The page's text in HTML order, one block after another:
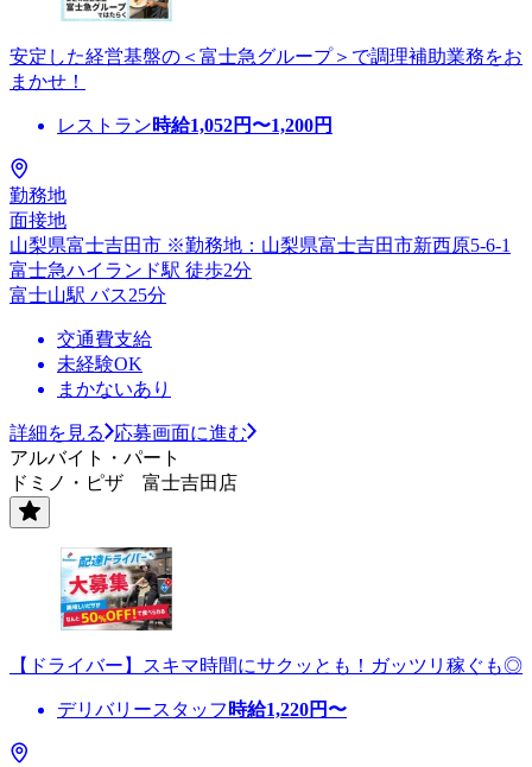
安定した経営基盤の＜富士急グループ＞で調理補助業務をお
まかせ！
レストラン時給1,052円〜1,200円
勤務地
面接地
山梨県富士吉田市 ※勤務地：山梨県富士吉田市新西原5-6-1
富士急ハイランド駅 徒歩2分
富士山駅 バス25分
交通費支給
未経験OK
まかないあり
詳細を見る
応募画面に進む
アルバイト・パート
ドミノ・ピザ 富士吉田店
【ドライバー】スキマ時間にサクッとも！ガッツリ稼ぐも◎
デリバリースタッフ 時給1,220円〜